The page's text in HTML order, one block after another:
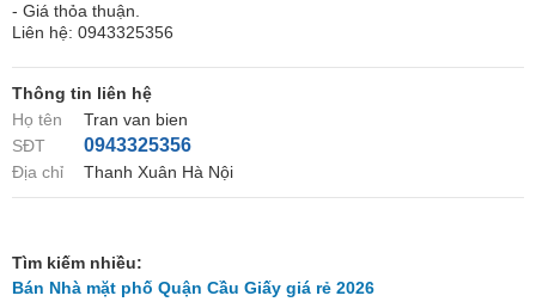
- Giá thỏa thuận.
Liên hệ: 0943325356
Thông tin liên hệ
Họ tên
Tran van bien
SĐT
0943325356
Địa chỉ Thanh Xuân Hà Nội
Tìm kiếm nhiều:
Bán Nhà mặt phố Quận Cầu Giấy giá rẻ 2026